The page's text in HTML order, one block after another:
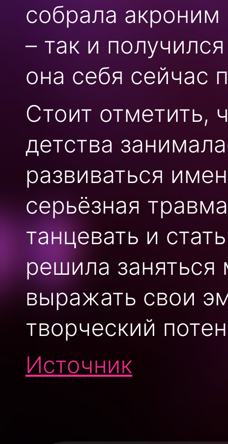
собрала
– так и
она себя сейчас
Стоит отметить,
детства
развиваться
серьёзная
танцевать и
решила
выражать свои
творческий
Источник